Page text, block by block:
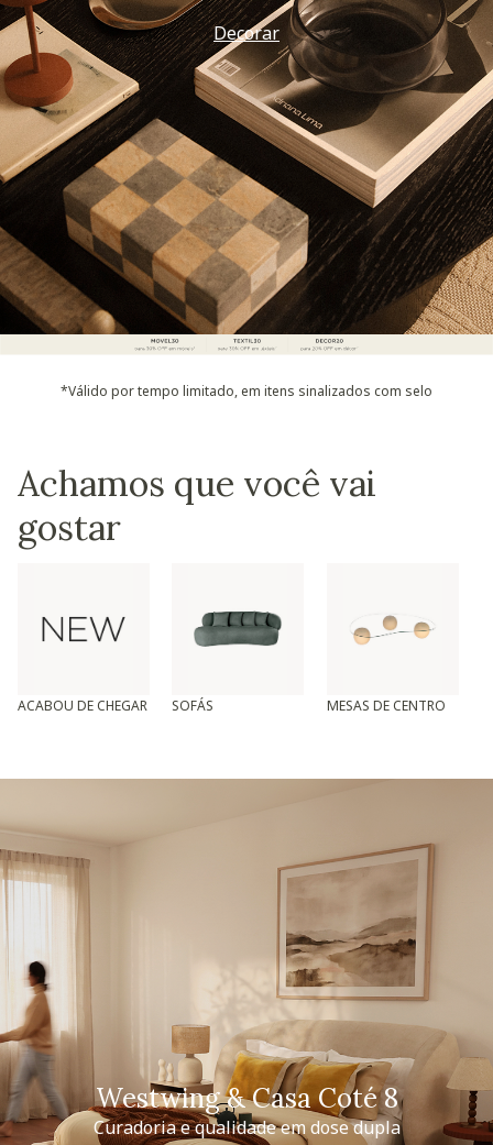
Decorar
*Válido por tempo limitado, em itens sinalizados com selo
Achamos que você vai
gostar
ACABOU DE CHEGAR SOFÁS MESAS DE CENTRO
Westwing & Casa Coté 8
Curadoria e qualidade em dose dupla